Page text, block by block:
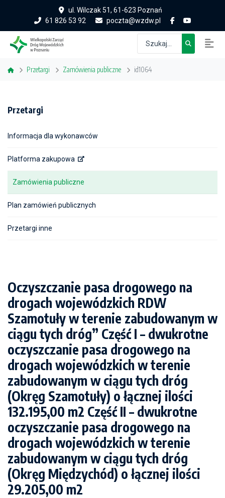
ul. Wilczak 51, 61-623 Poznań
61 826 53 92
poczta@wzdw.pl
Przetargi Zamówienia publiczne id1064
Przetargi
Informacja dla wykonawców
Platforma zakupowa
Zamówienia publiczne
Plan zamówień publicznych
Przetargi inne
Oczyszczanie pasa drogowego na
drogach wojewódzkich RDW
Szamotuły w terenie zabudowanym w
ciągu tych dróg” Część I – dwukrotne
oczyszczanie pasa drogowego na
drogach wojewódzkich w terenie
zabudowanym w ciągu tych dróg
(Okręg Szamotuły) o łącznej ilości
132.195,00 m2 Część II – dwukrotne
oczyszczanie pasa drogowego na
drogach wojewódzkich w terenie
zabudowanym w ciągu tych dróg
(Okręg Międzychód) o łącznej ilości
29.205,00 m2